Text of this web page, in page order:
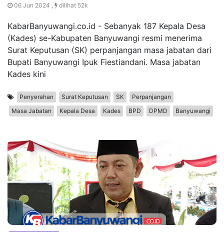
06 Jun 2024 , dilihat 52k
KabarBanyuwangi.co.id - Sebanyak 187 Kepala Desa
(Kades) se-Kabupaten Banyuwangi resmi menerima
Surat Keputusan (SK) perpanjangan masa jabatan dari
Bupati Banyuwangi Ipuk Fiestiandani. Masa jabatan
Kades kini
Penyerahan Surat Keputusan SK
Perpanjangan
Masa Jabatan
Kepala Desa Kades BPD DPMD Banyuwangi